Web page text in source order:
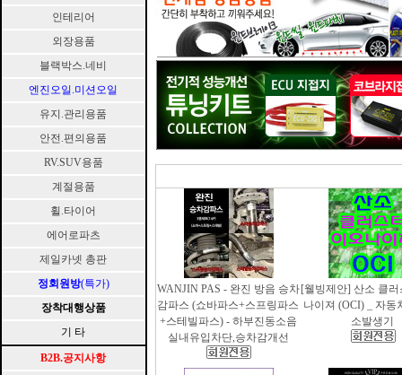
인테리어
외장용품
블랙박스.네비
엔진오일.미션오일
유지.관리용품
안전.편의용품
RV.SUV용품
계절용품
휠.타이어
에어로파츠
제일카넷 총판
정회원방(특가)
장착대행상품
기 타
B2B.공지사항
WANJIN PAS - 완진 방음 승차
감파스 (쇼바파스+스프링파스
+스테빌파스) - 하부진동소음
실내유입차단,승차감개선
[웰빙제안] 산소 클
나이져 (OCI) _ 자동
소발생기